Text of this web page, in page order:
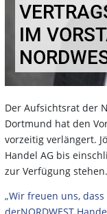
IM
Der Aufsichtsrat der
Dortmund hat den
vorzeitig verlängert.
Handel AG bis
zur Verfügung stehen.
„Wir freuen uns,